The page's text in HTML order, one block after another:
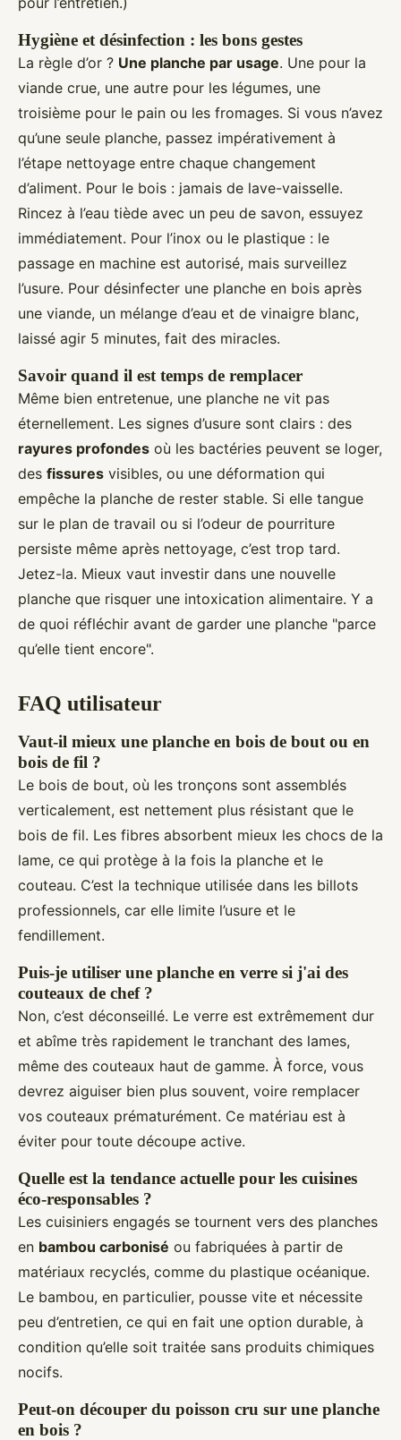
Hygiène et désinfection : les bons gestes
La règle d’or ? Une planche par usage. Une pour la
viande crue, une autre pour les légumes, une
troisième pour le pain ou les fromages. Si vous n’avez
qu’une seule planche, passez impérativement à
l’étape nettoyage entre chaque changement
d’aliment. Pour le bois : jamais de lave-vaisselle.
Rincez à l’eau tiède avec un peu de savon, essuyez
immédiatement. Pour l’inox ou le plastique : le
passage en machine est autorisé, mais surveillez
l’usure. Pour désinfecter une planche en bois après
une viande, un mélange d’eau et de vinaigre blanc,
laissé agir 5 minutes, fait des miracles.
Savoir quand il est temps de remplacer
Même bien entretenue, une planche ne vit pas
éternellement. Les signes d’usure sont clairs : des
rayures profondes où les bactéries peuvent se loger,
des fissures visibles, ou une déformation qui
empêche la planche de rester stable. Si elle tangue
sur le plan de travail ou si l’odeur de pourriture
persiste même après nettoyage, c’est trop tard.
Jetez-la. Mieux vaut investir dans une nouvelle
planche que risquer une intoxication alimentaire. Y a
de quoi réfléchir avant de garder une planche "parce
qu’elle tient encore".
FAQ utilisateur
Vaut-il mieux une planche en bois de bout ou en
bois de fil ?
Le bois de bout, où les tronçons sont assemblés
verticalement, est nettement plus résistant que le
bois de fil. Les fibres absorbent mieux les chocs de la
lame, ce qui protège à la fois la planche et le
couteau. C’est la technique utilisée dans les billots
professionnels, car elle limite l’usure et le
fendillement.
Puis-je utiliser une planche en verre si j'ai des
couteaux de chef ?
Non, c’est déconseillé. Le verre est extrêmement dur
et abîme très rapidement le tranchant des lames,
même des couteaux haut de gamme. À force, vous
devrez aiguiser bien plus souvent, voire remplacer
vos couteaux prématurément. Ce matériau est à
éviter pour toute découpe active.
Quelle est la tendance actuelle pour les cuisines
éco-responsables ?
Les cuisiniers engagés se tournent vers des planches
en bambou carbonisé ou fabriquées à partir de
matériaux recyclés, comme du plastique océanique.
Le bambou, en particulier, pousse vite et nécessite
peu d’entretien, ce qui en fait une option durable, à
condition qu’elle soit traitée sans produits chimiques
nocifs.
Peut-on découper du poisson cru sur une planche
en bois ?